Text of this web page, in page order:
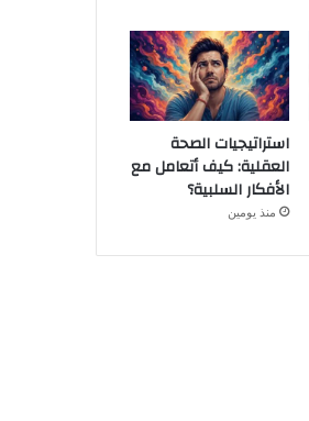
استراتيجيات الصحة
العقلية: كيف أتعامل مع
الأفكار السلبية؟
منذ يومين